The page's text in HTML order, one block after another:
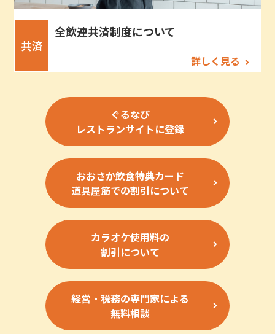
共済
全飲連共済制度について
詳しく見る
ぐるなび
レストランサイトに登録
おおさか飲食特典カード
道具屋筋での割引について
カラオケ使用料の
割引について
経営・税務の専門家による
無料相談